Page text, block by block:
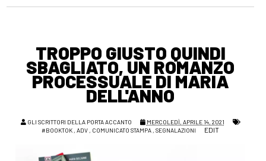
TROPPO GIUSTO QUINDI
SBAGLIATO, UN ROMANZO
PROCESSUALE DI MARIA
DELL'ANNO
GLI SCRITTORI DELLA PORTA ACCANTO
MERCOLEDÌ, APRILE 14, 2021
#BOOKTOK ,ADV , COMUNICATO STAMPA ,SEGNALAZIONI EDIT